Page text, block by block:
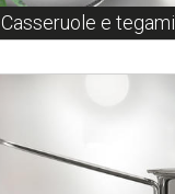
Casseruole e tegami